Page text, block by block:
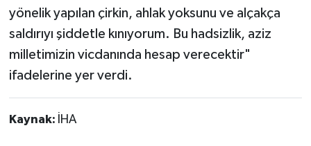
yönelik yapılan çirkin, ahlak yoksunu ve alçakça
saldırıyı şiddetle kınıyorum. Bu hadsizlik, aziz
milletimizin vicdanında hesap verecektir"
ifadelerine yer verdi.
Kaynak: İHA